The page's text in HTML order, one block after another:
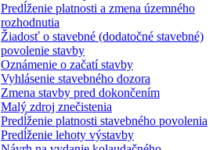
Predĺženie platnosti a zmena územného
rozhodnutia
Žiadosť o stavebné (dodatočné stavebné)
povolenie stavby
Oznámenie o začatí stavby
Vyhlásenie stavebného dozora
Zmena stavby pred dokončením
Malý zdroj znečistenia
Predĺženie platnosti stavebného povolenia
Predĺženie lehoty výstavby